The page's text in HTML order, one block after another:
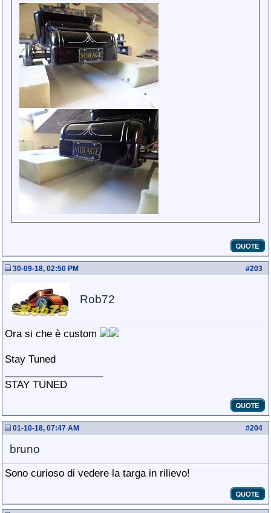
#203
30-09-18, 02:50 PM
Rob72
Ora si che è custom
Stay Tuned
STAY TUNED
#204
01-10-18, 07:47 AM
bruno
Sono curioso di vedere la targa in rilievo!